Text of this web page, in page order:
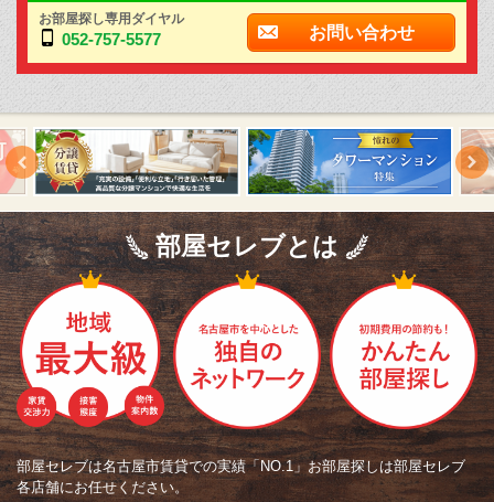
お部屋探し専用ダイヤル
052-757-5577 お問い合わせ
部屋セレブとは
部屋セレブは名古屋市賃貸での実績「NO.1」お部屋探しは部屋セレブ
各店舗にお任せください。